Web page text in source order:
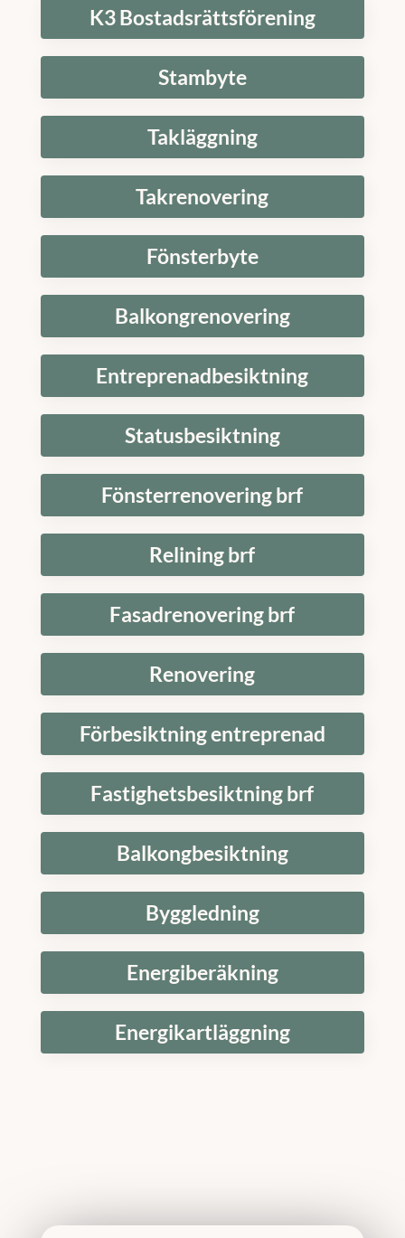
K3 Bostadsrättsförening
Stambyte
Takläggning
Takrenovering
Fönsterbyte
Balkongrenovering
Entreprenadbesiktning
Statusbesiktning
Fönsterrenovering brf
Relining brf
Fasadrenovering brf
Renovering
Förbesiktning entreprenad
Fastighetsbesiktning brf
Balkongbesiktning
Byggledning
Energiberäkning
Energikartläggning